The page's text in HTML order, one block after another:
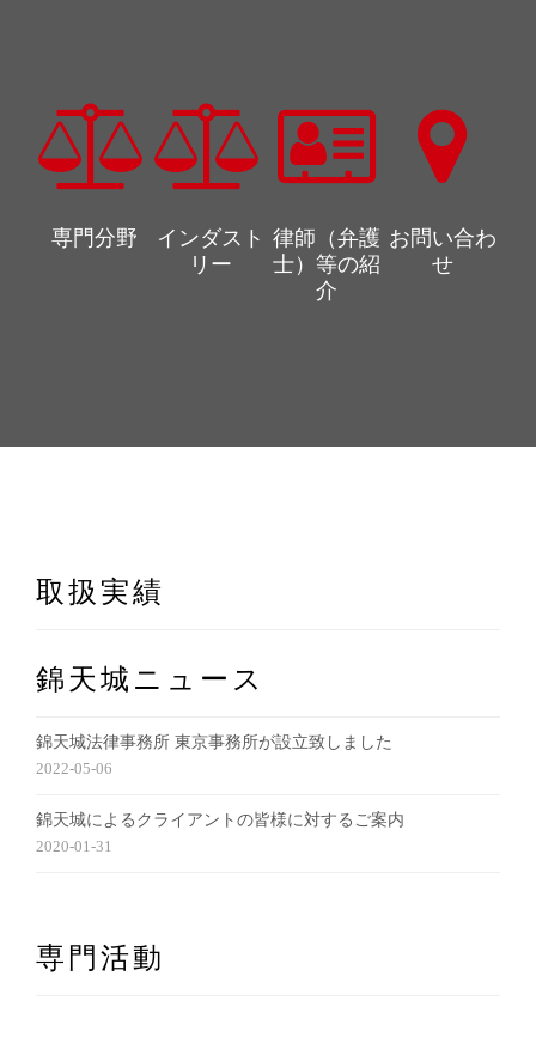
専門分野
インダスト
リー
律師（弁護
士）等の紹
介
お問い合わ
せ
取扱実績
錦天城ニュース
錦天城法律事務所 東京事務所が設立致しました
2022-05-06
錦天城によるクライアントの皆様に対するご案内
2020-01-31
専門活動